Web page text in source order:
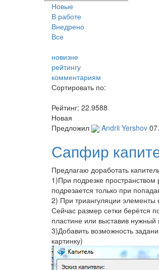
Новые
В работе
Внедрено
Все
новизне
рейтингу
комментариям
Сортировать по:
Рейтинг: 22.9588
Новая
Предложил
Andrii Yershov
Сапфир
Предлагаю доработать
1)При подрезке
подрезается только при
2) При триангуляции элементы
Сейчас размер сетки берётся
пластине или выставив
3)Добавить возможность
картинку)